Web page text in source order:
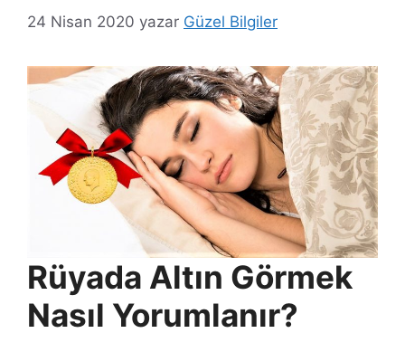
24 Nisan 2020 yazar Güzel Bilgiler
Rüyada Altın Görmek
Nasıl Yorumlanır?